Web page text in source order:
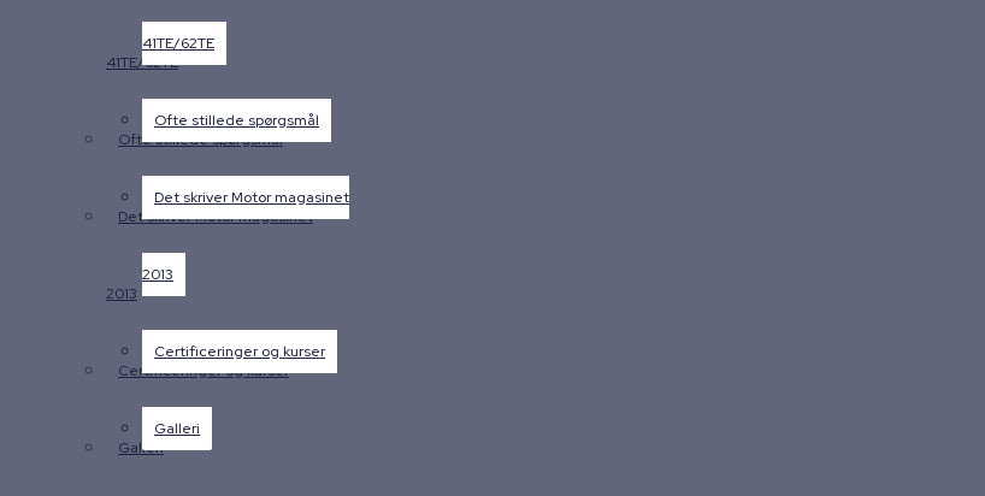
41TE/62TE
Ofte stillede spørgsmål
Det skriver Motor magasinet
2013
Certificeringer og kurser
Galleri
41TE/62TE
Ofte stillede spørgsmål
Det skriver Motor magasinet
2013
Certificeringer og kurser
Galleri